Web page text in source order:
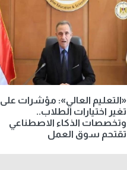
«التعليم العالي»: مؤشرات على
تغير اختيارات الطلاب..
وتخصصات الذكاء الاصطناعي
تقتحم سوق العمل